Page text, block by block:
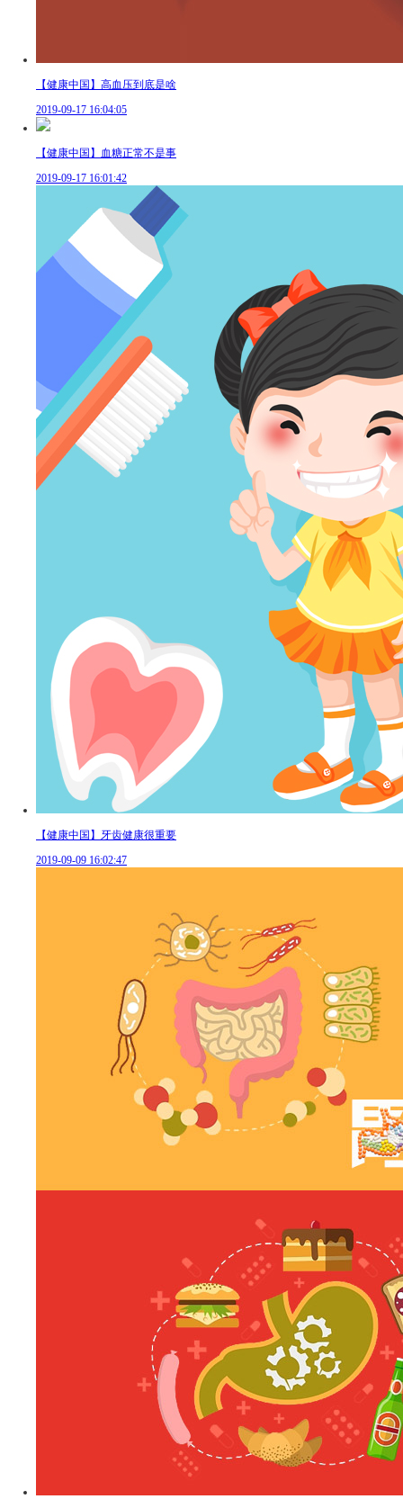
【健康中国】高血压到底是啥
2019-09-17 16:04:05
【健康中国】血糖正常不是事
2019-09-17 16:01:42
【健康中国】牙齿健康很重要
2019-09-09 16:02:47